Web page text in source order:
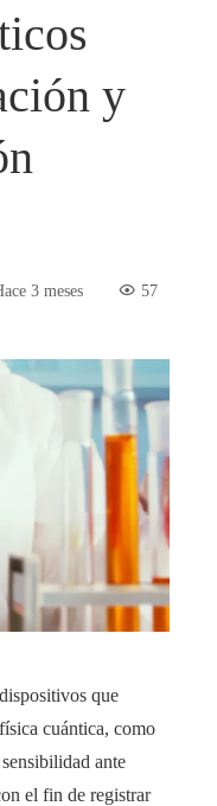
y
3 meses 57
que
cuántica, como
ante
el fin de registrar